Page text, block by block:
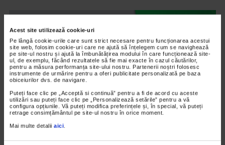
Acest site utilizează cookie-uri
Pe lângă cookie-urile care sunt strict necesare pentru funcționarea acestui
site web, folosim cookie-uri care ne ajută să înțelegem cum se navighează
pe site-ul nostru și ajută la îmbunătățirea modului în care funcționează site-
ul, de exemplu, făcând rezultatele să fie mai exacte în cazul căutărilor,
pentru a măsura performanța site-ului nostru. Partenerii noștri folosesc
instrumente de urmărire pentru a oferi publicitate personalizată pe baza
obiceiurilor dvs. de navigare.
Puteți face clic pe „Acceptă si continuă” pentru a fi de acord cu aceste
utilizări sau puteți face clic pe „Personalizează setările” pentru a vă
configura opțiunile. Vă puteți modifica preferințele și, în special, vă puteți
retrage consimțământul pe site-ul nostru în orice moment.
Mai multe detalii aici